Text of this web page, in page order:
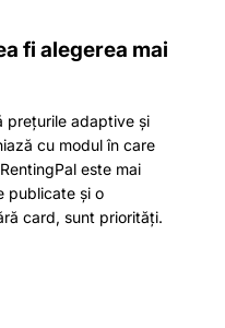
fi alegerea mai
prețurile adaptive și
cu modul în care
este mai
publicate și o
card, sunt priorități.